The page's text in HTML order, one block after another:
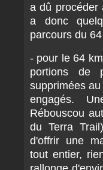
a dû procéder
a donc
parcours du
- pour le 64
portions de
supprimées
engagés.
Rébouscou
du Terra
d'offrir une
tout entier,